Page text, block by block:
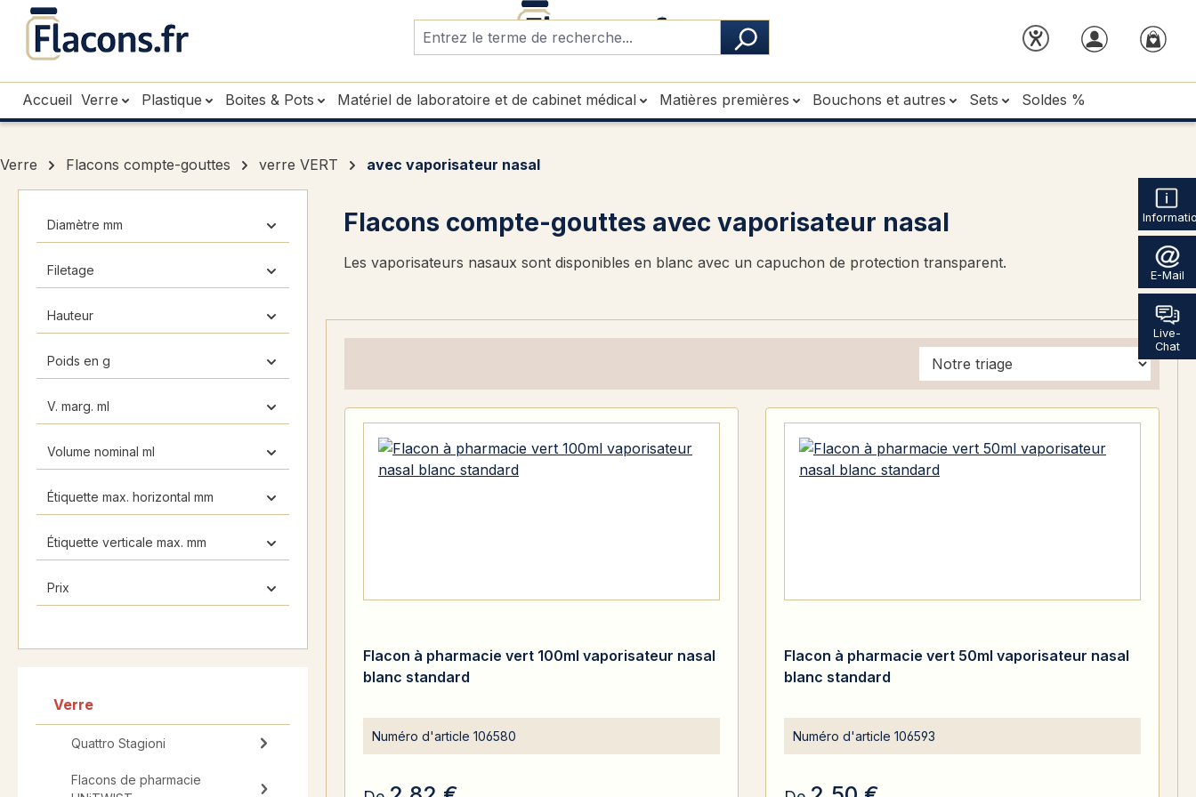
au contenu principal
Passer à la recherche
Passer à la navigation principale
E-Mail
Live-
Chat
Accueil Verre Plastique Boites & Pots Matériel de laboratoire et de cabinet médical Matières premières Bouchons et autres Sets Soldes %
Verre Flacons compte-gouttes verre VERT avec vaporisateur nasal
Diamètre mm
Filetage
Hauteur
Poids en g
V. marg. ml
Volume nominal ml
Étiquette max. horizontal mm
Étiquette verticale max. mm
Prix
Verre
Quattro Stagioni
Flacons de pharmacie
Flacons compte-gouttes avec vaporisateur nasal
Les vaporisateurs nasaux sont disponibles en blanc avec un capuchon de protection transparent.
Flacon à pharmacie vert 100ml vaporisateur nasal
blanc standard
Numéro d'article 106580
Flacon à pharmacie vert 50ml vaporisateur nasal
blanc standard
Numéro d'article 106593